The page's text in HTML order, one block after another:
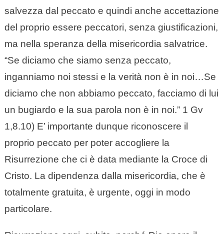
salvezza dal peccato e quindi anche accettazione
del proprio essere peccatori, senza giustificazioni,
ma nella speranza della misericordia salvatrice.
“Se diciamo che siamo senza peccato,
inganniamo noi stessi e la verità non è in noi…Se
diciamo che non abbiamo peccato, facciamo di lui
un bugiardo e la sua parola non è in noi.” 1 Gv
1,8.10) E’ importante dunque riconoscere il
proprio peccato per poter accogliere la
Risurrezione che ci è data mediante la Croce di
Cristo. La dipendenza dalla misericordia, che è
totalmente gratuita, è urgente, oggi in modo
particolare.